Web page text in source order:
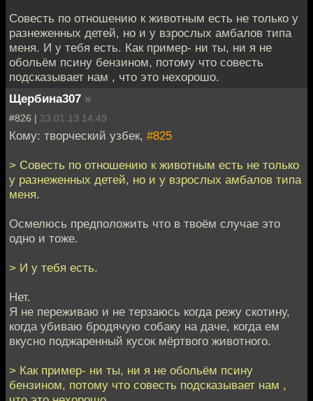
Совесть по отношению к животным есть не только у
разнеженных детей, но и у взрослых амбалов типа
меня. И у тебя есть. Как пример- ни ты, ни я не
обольём псину бензином, потому что совесть
подсказывает нам , что это нехорошо.
Щербина307 »
#826 | 23.01.13 14:49
Кому: творческий узбек, #825
> Совесть по отношению к животным есть не только
у разнеженных детей, но и у взрослых амбалов типа
меня.
Осмелюсь предположить что в твоём случае это
одно и тоже.
> И у тебя есть.
Нет.
Я не переживаю и не терзаюсь когда режу скотину,
когда убиваю бродячую собаку на даче, когда ем
вкусно поджаренный кусок мёртвого животного.
> Как пример- ни ты, ни я не обольём псину
бензином, потому что совесть подсказывает нам ,